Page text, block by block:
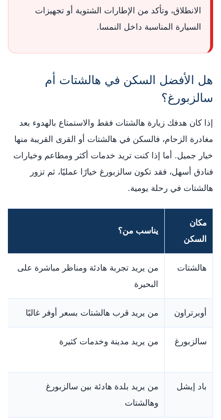
الانطلاق، وتأكد من الإطارات الشتوية أو تجهيزات
السيارة المناسبة داخل النمسا.
هل الأفضل السكن في هالشتات أم
سالزبورغ؟
إذا كان هدفك زيارة هالشتات فقط والاستمتاع بالهدوء بعد
مغادرة الزحام، فالسكن في هالشتات أو القرى القريبة منها
خيار جميل. أما إذا كنت تريد خدمات أكثر ومطاعم وخيارات
فنادق أسهل، فقد تكون سالزبورغ خيارًا عمليًا، ثم تزور
هالشتات في رحلة يومية.
مكان
السكن
يناسب من؟
هالشتات
من يريد تجربة هادئة ومناظر مباشرة على
البحيرة
أوبرتراون من يريد قرب هالشتات بسعر أوفر غالبًا
سالزبورغ من يريد مدينة وخدمات كثيرة
باد إيشل
من يريد بلدة هادئة بين سالزبورغ
وهالشتات